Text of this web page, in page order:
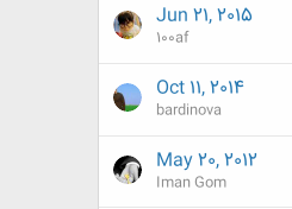
Jun 21, 2015
100af
Oct 11, 2014
bardinova
May 20, 2012
Iman Gom